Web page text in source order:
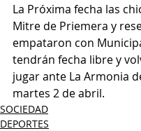
La Próxima fecha las
Mitre de Priemera y
empataron con
tendrán fecha libre y
jugar ante La Armonia
martes 2 de abril.
SOCIEDAD
DEPORTES